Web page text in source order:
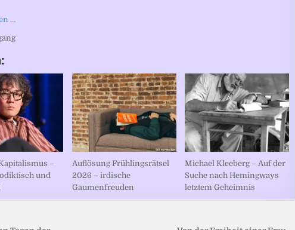
…
–
und
Auflösung Frühlingsrätsel
2026 – irdische
Gaumenfreuden
Michael Kleeberg – Auf der
Suche nach Hemingways
letztem Geheimnis